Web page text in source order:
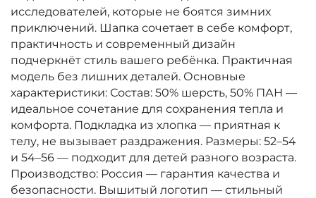
исследователей, которые не боятся зимних
приключений. Шапка сочетает в себе комфорт,
практичность и современный дизайн
подчеркнёт стиль вашего ребёнка. Практичная
модель без лишних деталей. Основные
характеристики: Состав: 50% шерсть, 50% ПАН —
идеальное сочетание для сохранения тепла и
комфорта. Подкладка из хлопка — приятная к
телу, не вызывает раздражения. Размеры: 52–54
и 54–56 — подходит для детей разного возраста.
Производство: Россия — гарантия качества и
безопасности. Вышитый логотип — стильный